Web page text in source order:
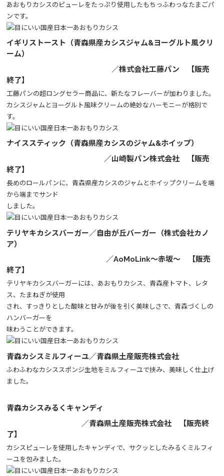
あおもりカシスのピューレをたっぷり使用したもちっふわっなたまごパ
ンです。
イギリストースト（青森県産カシスジャム&ヨーグルト風クリ
ーム）
／株式会社工藤パン 【販売
終了】
工藤パンの超ロングセラー商品に、新たなフレーバーが加わりました。
カシスジャムとヨーグルト風味クリームの絶妙なハーモニーが格別で
す。
ナイススティック（青森県産カシスのジャム&ホイップ）
／山崎製パン株式会社 【販売
終了】
長めのロールパンに、青森県産カシスのジャムとホイップクリームを端
から端までサンド
しました。
テリヤキカシスバーガー／自由が丘バーガー（株式会社カノ
ア）
／AoMoLink～赤坂～ 【販売
終了】
テリヤキカシスバーガーには、あおもりカシス、青森産トマト、レタ
ス、たまねぎが使用
され、すっきりとした酸味と甘みが後を引く美味しさで、青森づくしの
ハンバーガーを
味わうことができます。
青森カシスミルフィーユ／青森県土産販売株式会社
ふわふわなカシススポンジ生地をミルフィーユで挟み、美味しく仕上げ
ました。
青森カシスみるくキャンディ
／青森県土産販売株式会社 【販売終
了】
カシスピューレを使用したキャンディで、サクッとしたみるくミルフィ
ーユを包みました。